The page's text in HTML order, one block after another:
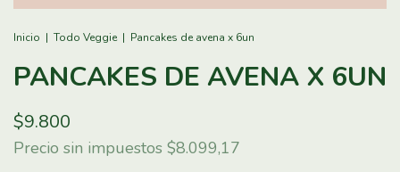
Inicio | Todo Veggie | Pancakes de avena x 6un
PANCAKES DE AVENA X 6UN
$9.800
Precio sin impuestos $8.099,17